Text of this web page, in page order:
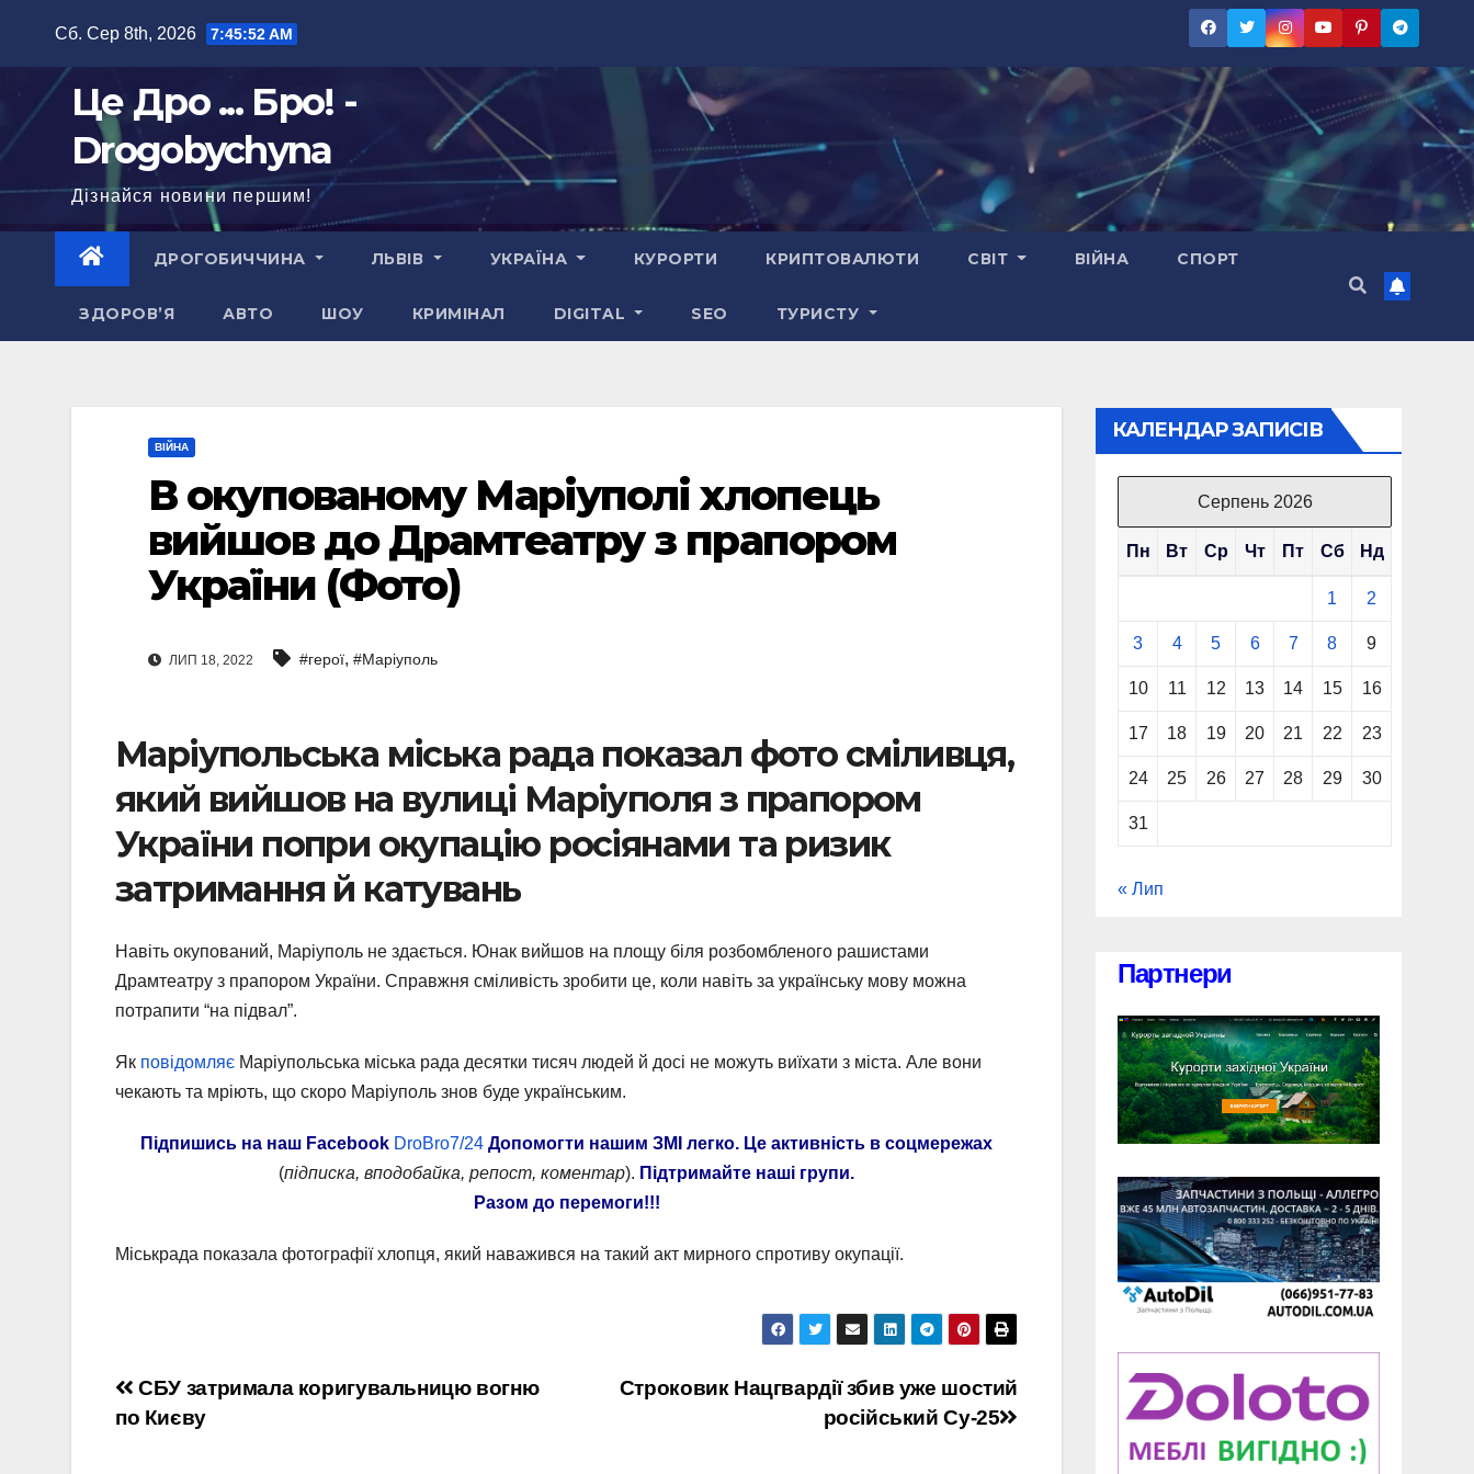
Сб. Сер 8th, 2026 7:45:53 AM
Це Дро ... Бро! -
Drogobychyna
Дізнайся новини першим!
ДРОГОБИЧЧИНА ЛЬВІВ УКРАЇНА КУРОРТИ КРИПТОВАЛЮТИ СВІТ ВІЙНА СПОРТ
ЗДОРОВ’Я АВТО ШОУ КРИМІНАЛ DIGITAL SEO ТУРИСТУ
ВІЙНА
В окупованому Маріуполі хлопець
вийшов до Драмтеатру з прапором
України (Фото)
ЛИП 18, 2022 #герої, #Маріуполь
Маріупольська міська рада показал фото сміливця,
який вийшов на вулиці Маріуполя з прапором
України попри окупацію росіянами та ризик
затримання й катувань
Навіть окупований, Маріуполь не здається. Юнак вийшов на площу біля розбомбленого рашистами
Драмтеатру з прапором України. Справжня сміливість зробити це, коли навіть за українську мову можна
потрапити “на підвал”.
Як повідомляє Маріупольська міська рада десятки тисяч людей й досі не можуть виїхати з міста. Але вони
чекають та мріють, що скоро Маріуполь знов буде українським.
Підпишись на наш Facebook DroBro7/24 Допомогти нашим ЗМІ легко. Це активність в соцмережах
(підписка, вподобайка, репост, коментар). Підтримайте наші групи.
Разом до перемоги!!!
Міськрада показала фотографії хлопця, який наважився на такий акт мирного спротиву окупації.
Навігація
записів
Строковик Нацгвардії збив уже шостий
російський Су-25
СБУ затримала коригувальницю вогню
по Києву
КАЛЕНДАР ЗАПИСІВ
Серпень 2026
Пн Вт Ср Чт Пт Сб Нд
1 2
3 4 5 6 7 8 9
10 11 12 13 14 15 16
17 18 19 20 21 22 23
24 25 26 27 28 29 30
31
« Лип
Партнери